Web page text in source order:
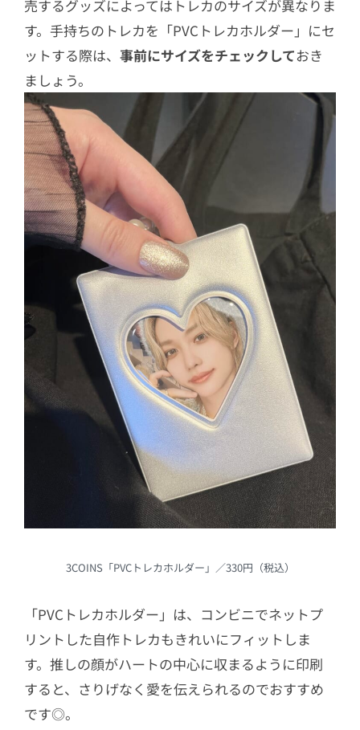
売するグッズによってはトレカのサイズが異なりま
す。手持ちのトレカを「PVCトレカホルダー」にセ
ットする際は、 事前にサイズをチェックしておき
ましょう。
3COINS「PVCトレカホルダー」／330円（税込）
「PVCトレカホルダー」は、コンビニでネットプ
リントした自作トレカもきれいにフィットしま
す。推しの顔がハートの中心に収まるように印刷
すると、さりげなく愛を伝えられるのでおすすめ
です◎。